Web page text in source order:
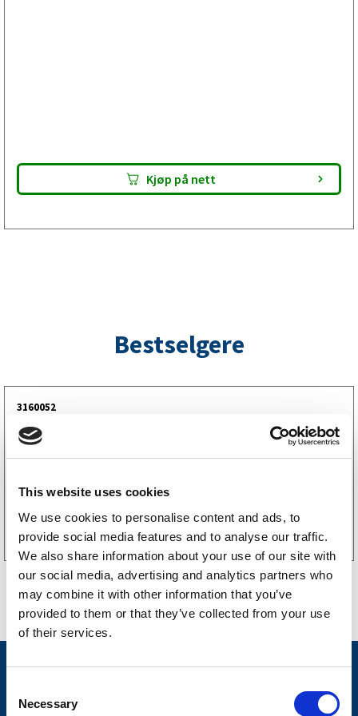
This website uses cookies
We use cookies to personalise content and ads, to
provide social media features and to analyse our traffic.
We also share information about your use of our site with
our social media, advertising and analytics partners who
may combine it with other information that you’ve
provided to them or that they’ve collected from your use
of their services.
Necessary
EU-kontroll. Kontroller alltid passform før montering.
Kjøp på nett
Bestselgere
3160052
LGF skilt Selvklebende
256
Kjøp på nett
Nyheter
Tilhengermerke